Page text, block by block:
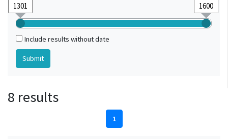
Include results without date
8 results
1